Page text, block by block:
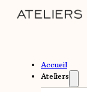
Accueil
Ateliers